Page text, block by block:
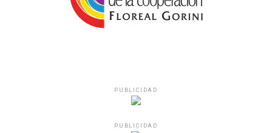
PUBLICIDAD
PUBLICIDAD